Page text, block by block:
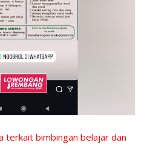
terkait bimbingan belajar dan